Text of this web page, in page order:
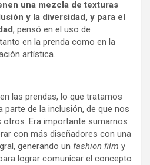
una mezcla de texturas
y la diversidad, y para el
, pensó en el uso de
en la prenda como en la
artística.
las prendas, lo que tratamos
de la inclusión, de que nos
Era importante sumarnos
con más diseñadores con una
generando un fashion film y
lograr comunicar el concepto